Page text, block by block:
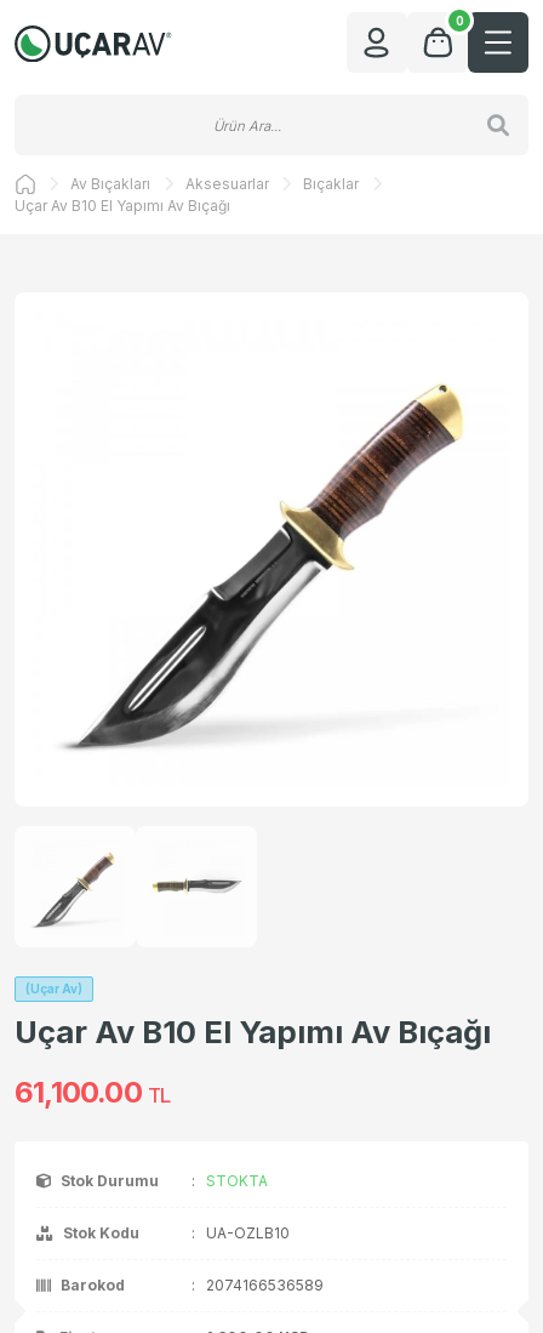
0
Av Bıçakları Aksesuarlar
Bıçaklar
Uçar Av B10 El Yapımı Av Bıçağı
(Uçar Av)
Uçar Av B10 El Yapımı Av Bıçağı
61,100.00 TL
Stok Durumu : STOKTA
Stok Kodu : UA-OZLB10
Barokod : 2074166536589